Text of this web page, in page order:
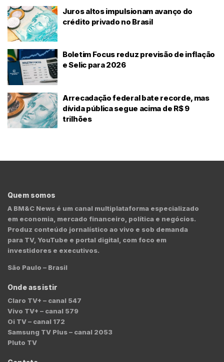
Juros altos impulsionam avanço do
crédito privado no Brasil
Boletim Focus reduz previsão de inflação
e Selic para 2026
Arrecadação federal bate recorde, mas
dívida pública segue acima de R$ 9
trilhões
Quem somos
A BM&C News é um canal multiplataforma especializado
em economia, mercado financeiro, política e negócios.
Produz conteúdo jornalístico ao vivo e sob demanda
para TV, YouTube e portal digital, com foco em
investidores e executivos.
São Paulo – Brasil
Onde assistir
Claro TV+ – canal 547
Vivo TV+ – canal 579
Oi TV – canal 172
Samsung TV Plus – canal 2053
Pluto TV